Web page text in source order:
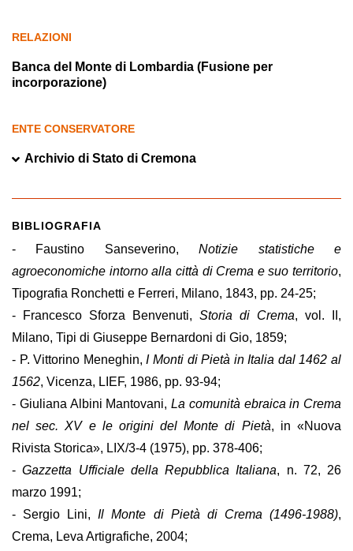
RELAZIONI
Banca del Monte di Lombardia (Fusione per
incorporazione)
ENTE CONSERVATORE
Archivio di Stato di Cremona
BIBLIOGRAFIA
- Faustino Sanseverino,Notizie statistiche e
agroeconomiche intorno alla città di Crema e suo territorio,
Tipografia Ronchetti e Ferreri, Milano, 1843, pp. 24-25;
- Francesco Sforza Benvenuti, Storia di Crema, vol. II,
Milano, Tipi di Giuseppe Bernardoni di Gio, 1859;
- P. Vittorino Meneghin,I Monti di Pietà in Italia dal 1462 al
1562, Vicenza, LIEF, 1986, pp. 93-94;
- Giuliana Albini Mantovani, La comunità ebraica in Crema
nel sec. XV e le origini del Monte di Pietà, in «Nuova
Rivista Storica», LIX/3-4 (1975), pp. 378-406;
-Gazzetta Ufficiale della Repubblica Italiana, n. 72, 26
marzo 1991;
- Sergio Lini,Il Monte di Pietà di Crema (1496-1988),
Crema, Leva Artigrafiche, 2004;